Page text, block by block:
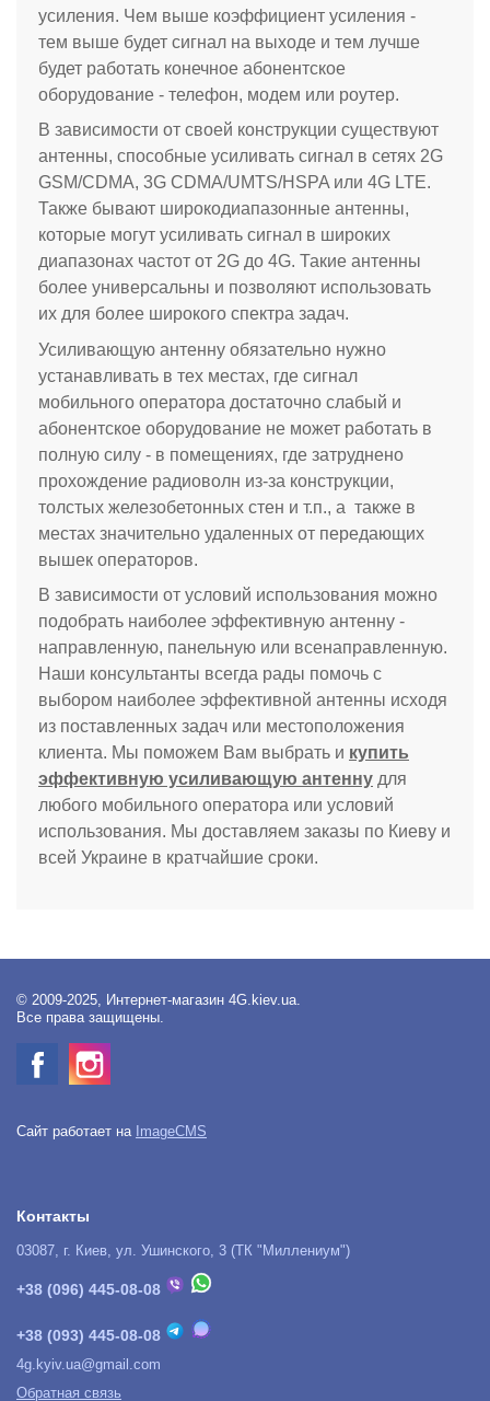
усиления. Чем выше коэффициент усиления -
тем выше будет сигнал на выходе и тем лучше
будет работать конечное абонентское
оборудование - телефон, модем или роутер.
В зависимости от своей конструкции существуют
антенны, способные усиливать сигнал в сетях 2G
GSM/CDMA, 3G CDMA/UMTS/HSPA или 4G LTE.
Также бывают широкодиапазонные антенны,
которые могут усиливать сигнал в широких
диапазонах частот от 2G до 4G. Такие антенны
более универсальны и позволяют использовать
их для более широкого спектра задач.
Усиливающую антенну обязательно нужно
устанавливать в тех местах, где сигнал
мобильного оператора достаточно слабый и
абонентское оборудование не может работать в
полную силу - в помещениях, где затруднено
прохождение радиоволн из-за конструкции,
толстых железобетонных стен и т.п., а также в
местах значительно удаленных от передающих
вышек операторов.
В зависимости от условий использования можно
подобрать наиболее эффективную антенну -
направленную, панельную или всенаправленную.
Наши консультанты всегда рады помочь с
выбором наиболее эффективной антенны исходя
из поставленных задач или местоположения
клиента. Мы поможем Вам выбрать и купить
эффективную усиливающую антенну для
любого мобильного оператора или условий
использования. Мы доставляем заказы по Киеву и
всей Украине в кратчайшие сроки.
© 2009-2025, Интернет-магазин 4G.kiev.ua.
Все права защищены.
Сайт работает на ImageCMS
Контакты
03087, г. Киев, ул. Ушинского, 3 (ТК "Миллениум")
+38 (096) 445-08-08
+38 (093) 445-08-08
4g.kyiv.ua@gmail.com
Обратная связь